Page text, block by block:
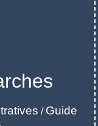
/ Guide